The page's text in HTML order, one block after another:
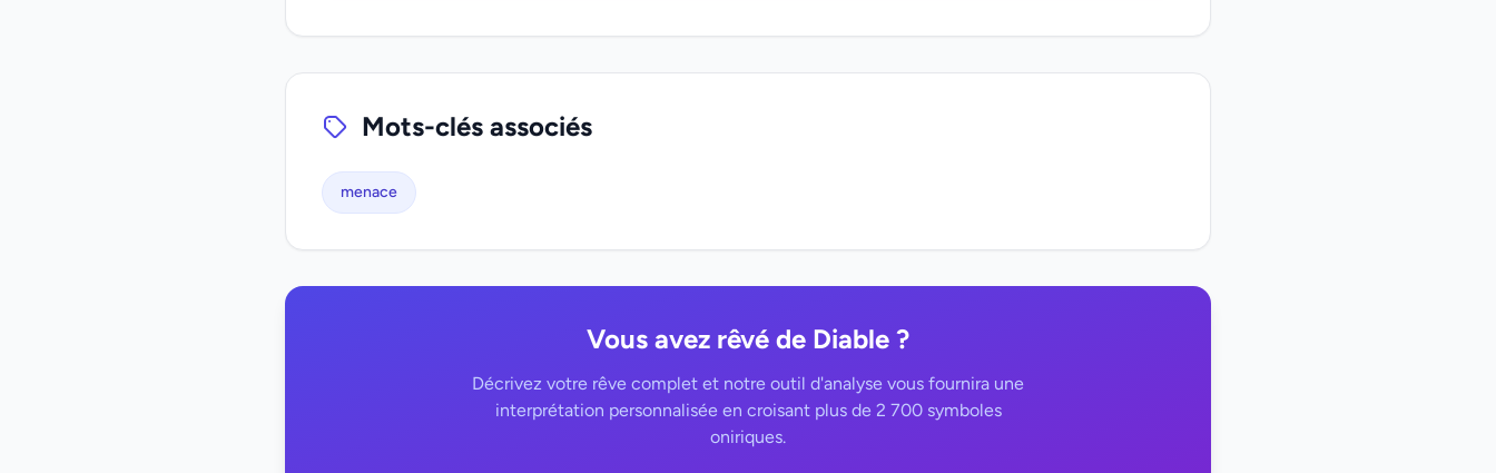
Mots-clés associés
menace
Vous avez rêvé de Diable ?
Décrivez votre rêve complet et notre outil d'analyse vous fournira une
interprétation personnalisée en croisant plus de 2 700 symboles
oniriques.